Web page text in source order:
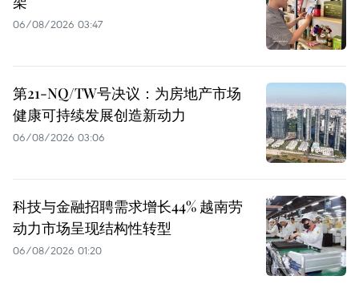
06/08/2026 03:47
第21-NQ/TW号决议：为房地产市场
健康可持续发展创造新动力
06/08/2026 03:06
科技与金融招聘需求增长44% 越南劳
动力市场呈现结构性转型
06/08/2026 01:20